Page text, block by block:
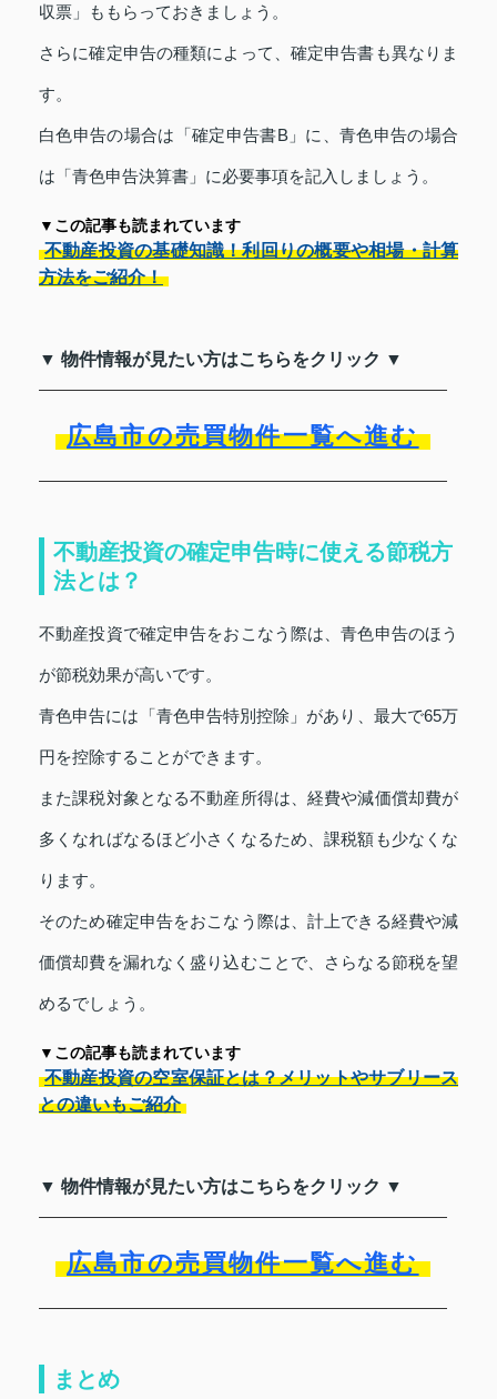
収票」ももらっておきましょう。
さらに確定申告の種類によって、確定申告書も異なりま
す。
白色申告の場合は「確定申告書B」に、青色申告の場合
は「青色申告決算書」に必要事項を記入しましょう。
▼この記事も読まれています
不動産投資の基礎知識！利回りの概要や相場・計算
方法をご紹介！
▼ 物件情報が見たい方はこちらをクリック ▼
広島市の売買物件一覧へ進む
不動産投資の確定申告時に使える節税方
法とは？
不動産投資で確定申告をおこなう際は、青色申告のほう
が節税効果が高いです。
青色申告には「青色申告特別控除」があり、最大で65万
円を控除することができます。
また課税対象となる不動産所得は、経費や減価償却費が
多くなればなるほど小さくなるため、課税額も少なくな
ります。
そのため確定申告をおこなう際は、計上できる経費や減
価償却費を漏れなく盛り込むことで、さらなる節税を望
めるでしょう。
▼この記事も読まれています
不動産投資の空室保証とは？メリットやサブリース
との違いもご紹介
▼ 物件情報が見たい方はこちらをクリック ▼
広島市の売買物件一覧へ進む
まとめ